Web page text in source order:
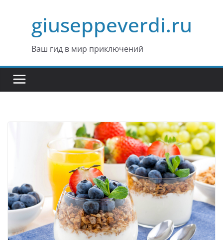
содержимомуgiuseppeverdi.ru
Ваш гид в мир приключений